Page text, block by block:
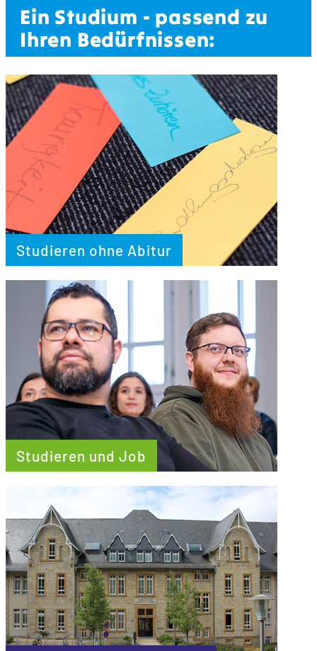
Ein Studium - passend zu
Ihren Bedürfnissen:
Studieren ohne Abitur
Studieren und Job